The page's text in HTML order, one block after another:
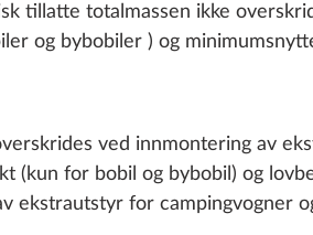
informasjon
Dusjarmatur og
for baderom med ekstern
vask
tillatte totalmassen ikke
og bybobiler ) og
ved innmontering av
(kun for bobil og bybobil) og
ekstrautstyr for campingvogner